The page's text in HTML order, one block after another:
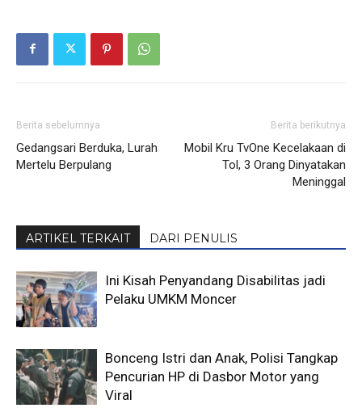
Berita sebelumnya
Gedangsari Berduka, Lurah
Mertelu Berpulang
Berita berikutnya
Mobil Kru TvOne Kecelakaan di
Tol, 3 Orang Dinyatakan
Meninggal
ARTIKEL TERKAIT DARI PENULIS
Ini Kisah Penyandang Disabilitas jadi
Pelaku UMKM Moncer
Bonceng Istri dan Anak, Polisi Tangkap
Pencurian HP di Dasbor Motor yang
Viral